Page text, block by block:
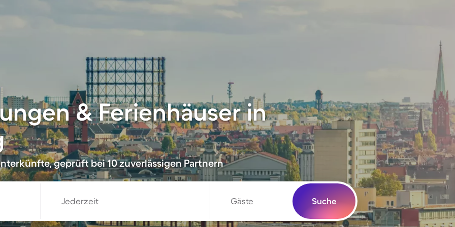
& Ferienhäuser in
geprüft bei 10 zuverlässigen Partnern
Jederzeit Gäste Suche